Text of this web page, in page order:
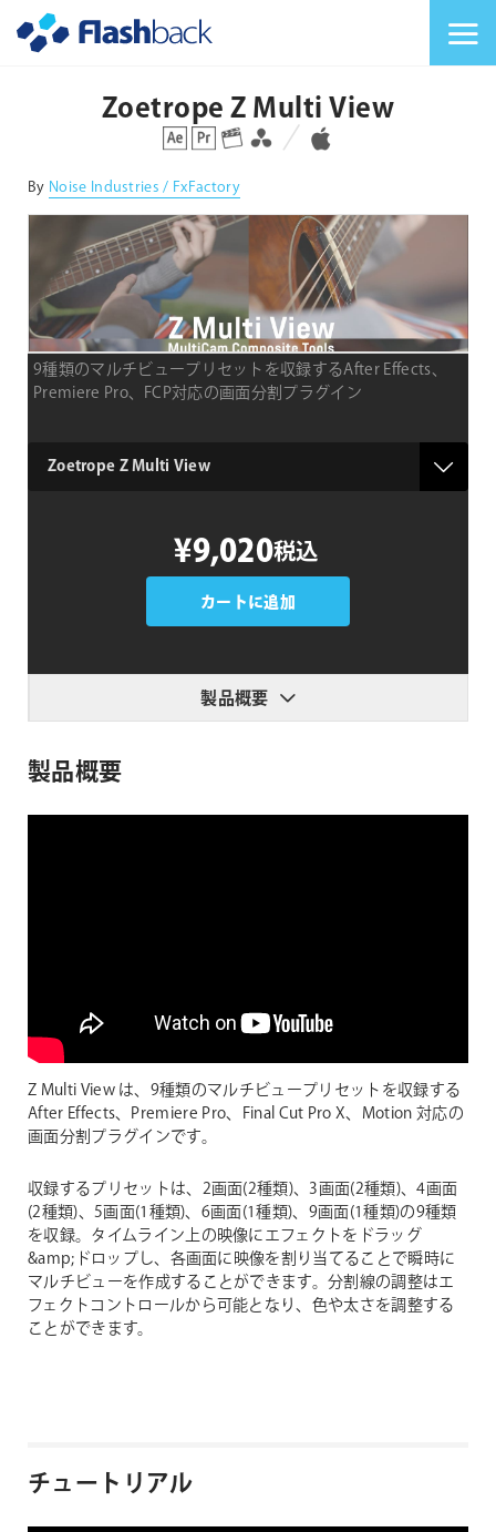
Zoetrope Z Multi View
対応プラットフォーム 対応OS
By Noise Industries / FxFactory
9種類のマルチビュープリセットを収録するAfter Effects、
Premiere Pro、FCP対応の画面分割プラグイン
product
¥9,020税込
カートに追加
製品概要
製品概要
Z Multi View は、9種類のマルチビュープリセットを収録する
After Effects、Premiere Pro、Final Cut Pro X、Motion 対応の
画面分割プラグインです。
収録するプリセットは、2画面(2種類)、3画面(2種類)、4画面
(2種類)、5画面(1種類)、6画面(1種類)、9画面(1種類)の9種類
を収録。タイムライン上の映像にエフェクトをドラッグ
&amp;ドロップし、各画面に映像を割り当てることで瞬時に
マルチビューを作成することができます。分割線の調整はエ
フェクトコントロールから可能となり、色や太さを調整する
ことができます。
チュートリアル